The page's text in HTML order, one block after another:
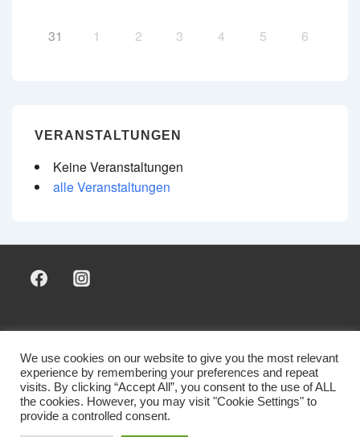
31 1 2 3 4 5 6
VERANSTALTUNGEN
Keine Veranstaltungen
alle Veranstaltungen
Menü
Impressum & Datenschutz
We use cookies on our website to give you the most relevant
experience by remembering your preferences and repeat
visits. By clicking “Accept All”, you consent to the use of ALL
the cookies. However, you may visit "Cookie Settings" to
provide a controlled consent.